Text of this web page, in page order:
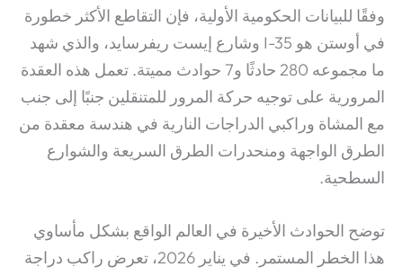
وفقًا للبيانات الحكومية الأولية، فإن التقاطع الأكثر خطورة
في أوستن هو I-35 وشارع إيست ريفرسايد، والذي شهد
ما مجموعه 280 حادثًا و7 حوادث مميتة.
تعمل هذه العقدة
المرورية على توجيه حركة المرور للمتنقلين جنبًا إلى جنب
مع المشاة وراكبي الدراجات النارية في هندسة معقدة من
الطرق الواجهة ومنحدرات الطرق السريعة والشوارع
السطحية.
توضح الحوادث الأخيرة في العالم الواقع بشكل مأساوي
هذا الخطر المستمر. في يناير 2026، تعرض راكب دراجة